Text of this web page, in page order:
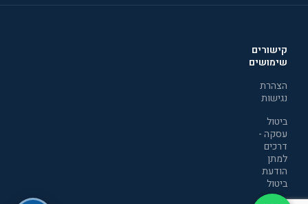
קישורים
שימושים
הצהרת
נגישות
ביטול
עסקה -
דרכים
למתן
הודעת
ביטול